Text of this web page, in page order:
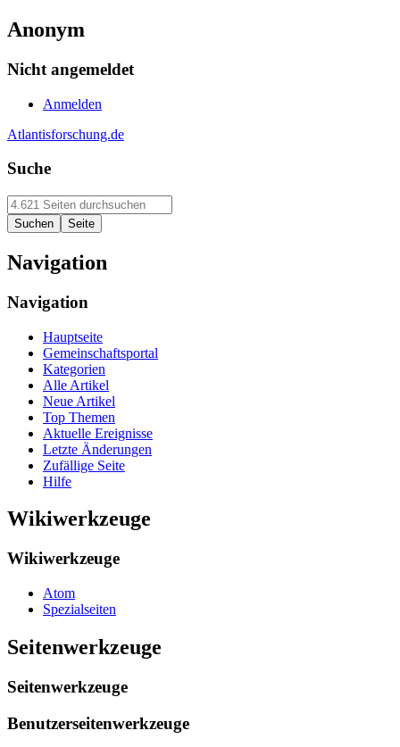
Anonym
Nicht angemeldet
Anmelden
Atlantisforschung.de
Suche
Navigation
Navigation
Hauptseite
Gemeinschaftsportal
Kategorien
Alle Artikel
Neue Artikel
Top Themen
Aktuelle Ereignisse
Letzte Änderungen
Zufällige Seite
Hilfe
Wikiwerkzeuge
Wikiwerkzeuge
Atom
Spezialseiten
Seitenwerkzeuge
Seitenwerkzeuge
Benutzerseitenwerkzeuge